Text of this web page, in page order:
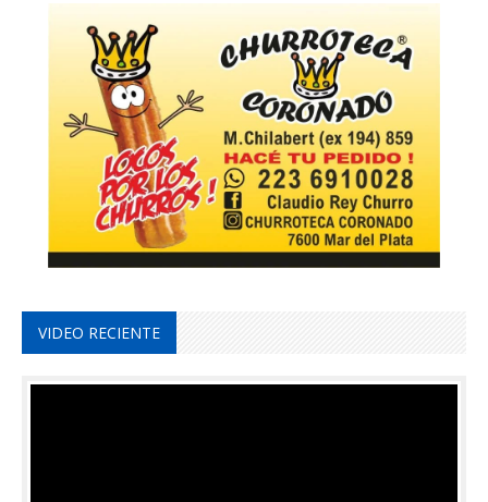
VIDEO RECIENTE